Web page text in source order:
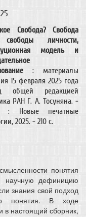
Свобода? Свобода
личности,
модель и
: материалы
15 февраля 2025 года
редакцией
РАН Г. А. Тосуняна. -
: Новые печатные
2025. - 210 c.
понятия
научную дефиницию
знания свой подход
понятия. В ходе
в настоящий сборник,